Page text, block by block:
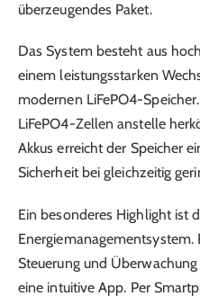
überzeugendes Paket.
Das System besteht aus
einem leistungsstarken
modernen LiFePO4-
LiFePO4-Zellen anstelle
Akkus erreicht der Speicher
Sicherheit bei gleichzeitig
Ein besonderes Highlight ist
Steuerung und
eine intuitive App. Per